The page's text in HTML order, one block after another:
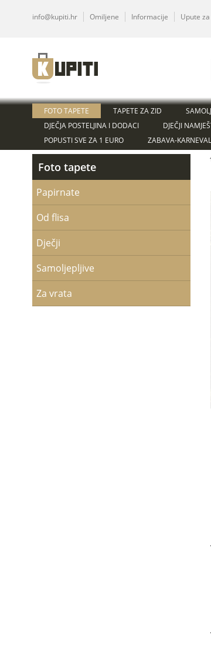
Foto tapete
Papirnate
Od flisa
Dječji
Samoljepljive
Za vrata
FOTO TAPETE TAPETE ZA ZID
DJEČJA POSTELJINA I DODACI
DJEČJI
POPUSTI SVE ZA 1 EURO
ZABAVA-KARNEVAL
info@kupiti.hr Omiljene Informacije Upute